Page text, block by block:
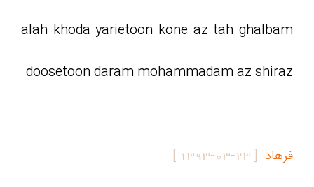
alah khoda yarietoon kone az tah ghalbam
doosetoon daram mohammadam az shiraz
فرهاد [
1393-03-23
]